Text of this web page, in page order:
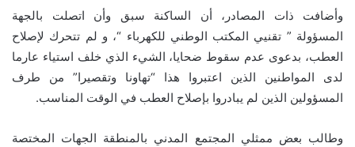
وأضافت ذات المصادر، أن الساكنة سبق وأن اتصلت بالجهة
المسؤولة ” تقنيي المكتب الوطني للكهرباء “، و لم تتحرك لإصلاح
العطب، بدعوى عدم سقوط ضحايا، الشيء الذي خلف استياء عارما
لدى المواطنين الذين اعتبروا هذا “تهاونا وتقصيرا” من طرف
المسؤولين الذين لم يبادروا بإصلاح العطب في الوقت المناسب.
وطالب بعض ممثلي المجتمع المدني بالمنطقة الجهات المختصة